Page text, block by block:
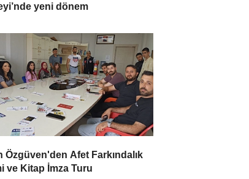
yeni dönem
Özgüven'den Afet Farkındalık
ve Kitap İmza Turu